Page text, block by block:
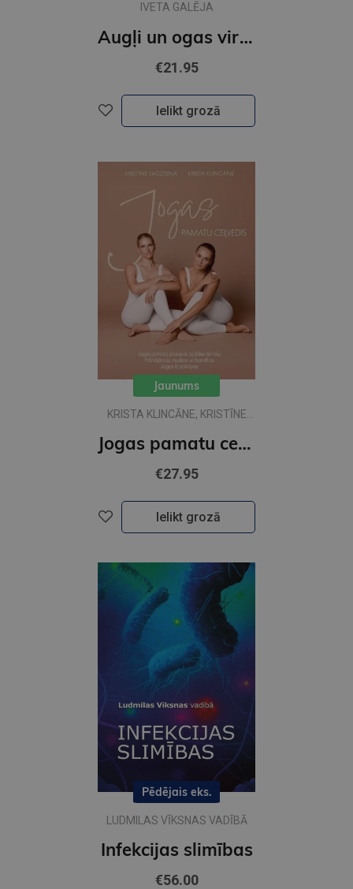
IVETA GALĒJA
Augļi un ogas virtuvei un veselībai
€21.95
Ielikt grozā
Jaunums
KRISTA KLINCĀNE, KRISTĪNE
Jogas pamatu ceļvedis
€27.95
Ielikt grozā
Pēdējais eks.
LUDMILAS VĪKSNAS VADĪBĀ
Infekcijas slimības
€56.00